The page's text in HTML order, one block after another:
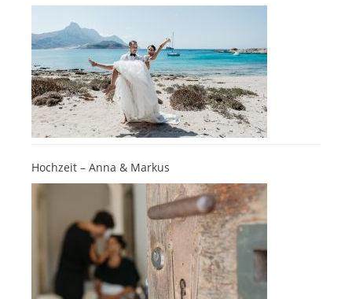
Hochzeit – Anna & Markus